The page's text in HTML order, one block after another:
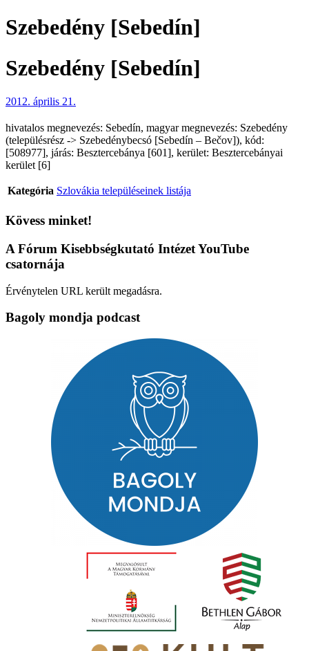
Szebedény [Sebedín]
Szebedény [Sebedín]
2012. április 21.
hivatalos megnevezés: Sebedín, magyar megnevezés: Szebedény
(településrész -> Szebedénybecsó [Sebedín – Bečov]), kód:
[508977], járás: Besztercebánya [601], kerület: Besztercebányai
kerület [6]
Kategória Szlovákia településeinek listája
Kövess minket!
A Fórum Kisebbségkutató Intézet YouTube
csatornája
Érvénytelen URL került megadásra.
Bagoly mondja podcast